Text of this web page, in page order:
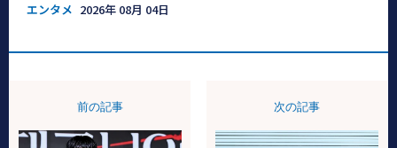
エンタメ 2026年 08月 04日
前の記事 次の記事